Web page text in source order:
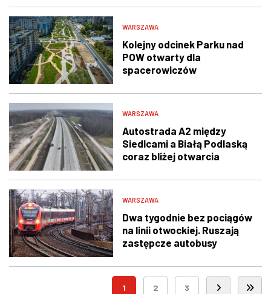
WARSZAWA
Kolejny odcinek Parku nad
POW otwarty dla
spacerowiczów
WARSZAWA
Autostrada A2 między
Siedlcami a Białą Podlaską
coraz bliżej otwarcia
WARSZAWA
Dwa tygodnie bez pociągów
na linii otwockiej. Ruszają
zastępcze autobusy
1 2 3